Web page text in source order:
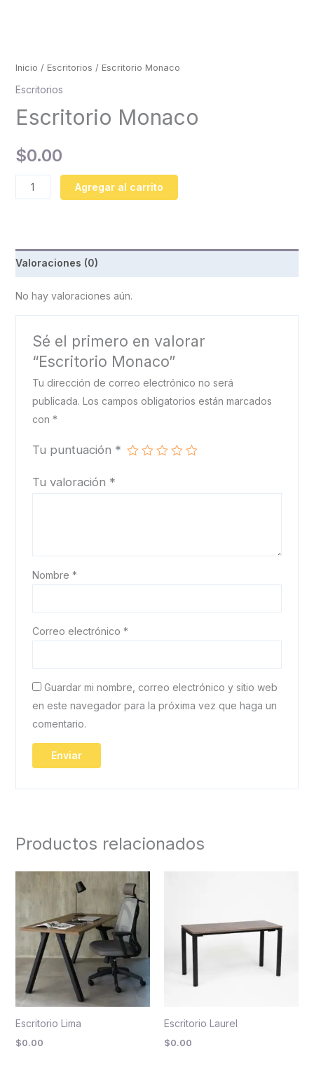
Inicio / Escritorios / Escritorio Monaco
Escritorios
Escritorio Monaco
$0.00
Agregar al carrito
Valoraciones (0)
No hay valoraciones aún.
Sé el primero en valorar
“Escritorio Monaco”
Tu dirección de correo electrónico no será
publicada. Los campos obligatorios están marcados
con *
Tu puntuación *
Tu valoración *
Nombre *
Correo electrónico *
Guardar mi nombre, correo electrónico y sitio web
en este navegador para la próxima vez que haga un
comentario.
Productos relacionados
Escritorio Lima
$0.00
Escritorio Laurel
$0.00